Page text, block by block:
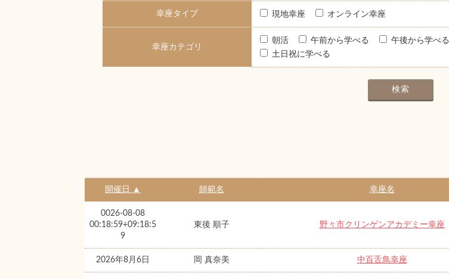
幸座タイプ 現地幸座 オンライン幸座
幸座カテゴリ
朝活 午前から学べる 午後から学べる
土日祝に学べる
開催日 ▲ 師範名 幸座名
0026-08-08
00:18:59+09:18:5
9
東後 順子 野々市クリンゲンアカデミー幸座
2026年8月6日 岡 真奈美 中百舌鳥幸座